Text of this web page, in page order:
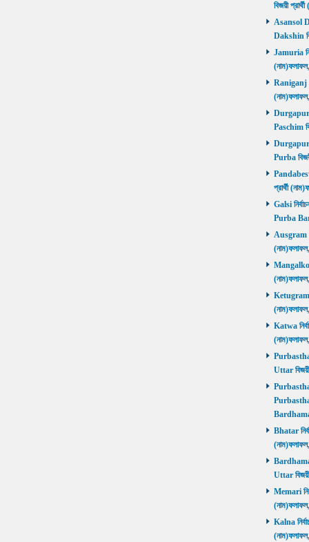
বিজয়ী
Asansol
Dakshin
Jamuria
Raniganj
Durgapur
Paschim
Durgapur
Purba
প্রার্থী
Galsi
Purba
Ausgram
Mangalkot
Ketugram
Katwa
Uttar
Bhatar
Uttar
Memari
Kalna